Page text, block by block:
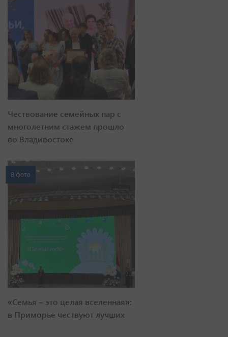
Чествование семейных пар с
многолетним стажем прошло
во Владивостоке
8 фото
«Семья – это целая вселенная»:
в Приморье чествуют лучших